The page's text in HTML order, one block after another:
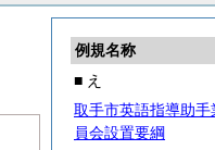
例規名称
■ え
取手市英語指導助
員会設置要綱